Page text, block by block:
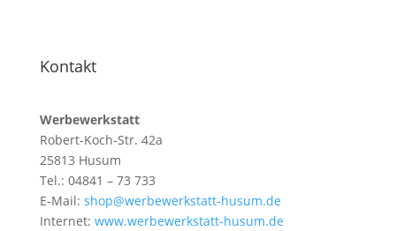
Kontakt
Werbewerkstatt
Robert-Koch-Str. 42a
25813 Husum
Tel.: 04841 – 73 733
E-Mail: shop@werbewerkstatt-husum.de
Internet: www.werbewerkstatt-husum.de